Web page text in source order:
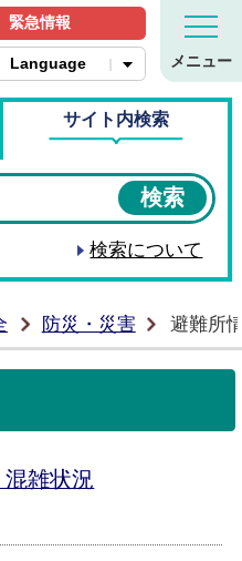
筑西市ホームページ
緊急情報
Language メニュー
サイト内検索
検索について
防災・災害 避難所
雑状況